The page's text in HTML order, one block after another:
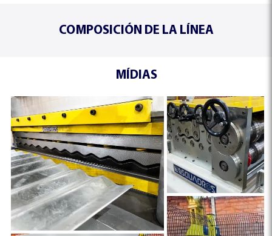
COMPOSICIÓN DE LA LÍNEA
MÍDIAS